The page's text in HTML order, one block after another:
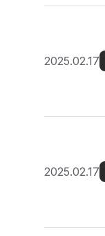
2025.02.17
2025.02.17